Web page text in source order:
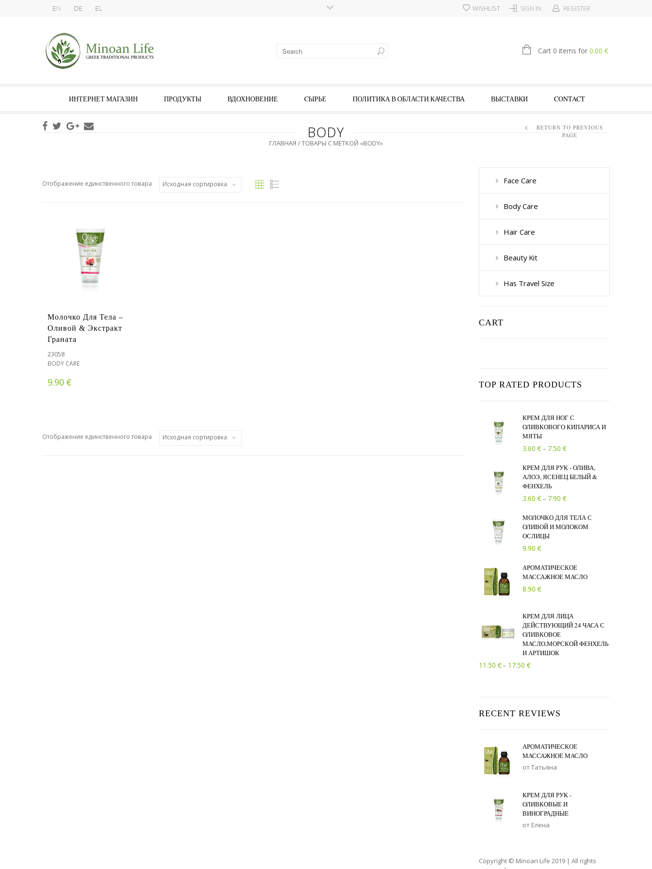
EN DE EL SIGN IN REGISTER
WISHLIST
Cart 0 items for 0.00 €
ИНТЕРНЕТ МАГАЗИН ПРОДУКТЫ ВДОХНОВЕНИЕ CЫРЬЕ ПОЛИТИКА В ОБЛАСТИ КАЧЕСТВА ВЫСТАВКИ CONTACT
BODY
ГЛАВНАЯ / ТОВАРЫ С МЕТКОЙ «BODY»
RETURN TO PREVIOUS
PAGE
Отображение единственного товара
Молочко Для Тела –
Оливой & Экстракт
Граната
23058
BODY CARE
9.90 €
Отображение единственного товара
Face Care
Body Care
Hair Care
Beauty Kit
Has Travel Size
CART
TOP RATED PRODUCTS
КРЕМ ДЛЯ НОГ С
ОЛИВКОВОГО КИПАРИСА И
МЯТЫ
3.60 €– 7.50 €Диапазон цен: 3.60 € – 7.50 €
КРЕМ ДЛЯ РУК - ОЛИВА,
АЛОЭ, ЯСЕНЕЦ БЕЛЫЙ &
ФЕНХЕЛЬ
3.60 €– 7.90 €Диапазон цен: 3.60 € – 7.90 €
МОЛОЧКО ДЛЯ ТЕЛА С
ОЛИВОЙ И МОЛОКОМ
ОСЛИЦЫ
9.90 €
АРОМАТИЧЕСКОЕ
МАССАЖНОЕ МАСЛО
8.90 €
КРЕМ ДЛЯ ЛИЦА
ДЕЙСТВУЮЩИЙ 24 ЧАСА С
ОЛИВКОВОЕ
МАСЛО,МОРСКОЙ ФЕНХЕЛЬ
И АРТИШОК
11.50 €– 17.50 €Диапазон цен: 11.50 € – 17.50 €
RECENT REVIEWS
АРОМАТИЧЕСКОЕ
МАССАЖНОЕ МАСЛО
от Татьяна
КРЕМ ДЛЯ РУК -
ОЛИВКОВЫЕ И
ВИНОГРАДНЫЕ
от Елена
Copyright © Minoan Life 2019 | All rights